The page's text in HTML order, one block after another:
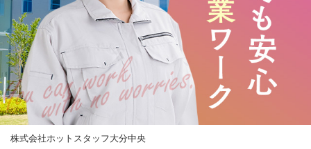
株式会社ホットスタッフ大分中央